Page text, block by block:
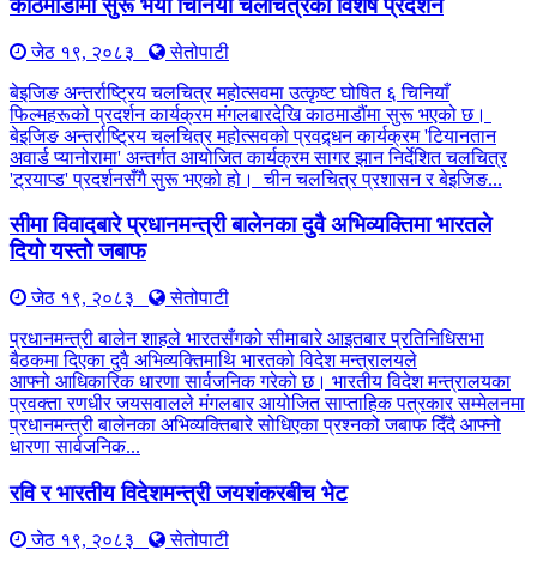
काठमाडौंमा सुरू भयो चिनियाँ चलचित्रको विशेष प्रदर्शन
जेठ १९, २०८३
सेतोपाटी
बेइजिङ अन्तर्राष्ट्रिय चलचित्र महोत्सवमा उत्कृष्ट घोषित ६ चिनियाँ
फिल्महरूको प्रदर्शन कार्यक्रम मंगलबारदेखि काठमाडौंमा सुरू भएको छ।
बेइजिङ अन्तर्राष्ट्रिय चलचित्र महोत्सवको प्रवद्र्धन कार्यक्रम 'टियानतान
अवार्ड प्यानोरामा' अन्तर्गत आयोजित कार्यक्रम सागर झान निर्देशित चलचित्र
'ट्रयाप्ड' प्रदर्शनसँगै सुरू भएको हो। चीन चलचित्र प्रशासन र बेइजिङ...
सीमा विवादबारे प्रधानमन्त्री बालेनका दुवै अभिव्यक्तिमा भारतले
दियो यस्तो जबाफ
जेठ १९, २०८३
सेतोपाटी
प्रधानमन्त्री बालेन शाहले भारतसँगको सीमाबारे आइतबार प्रतिनिधिसभा
बैठकमा दिएका दुवै अभिव्यक्तिमाथि भारतको विदेश मन्त्रालयले
आफ्नो आधिकारिक धारणा सार्वजनिक गरेको छ। भारतीय विदेश मन्त्रालयका
प्रवक्ता रणधीर जयसवालले मंगलबार आयोजित साप्ताहिक पत्रकार सम्मेलनमा
प्रधानमन्त्री बालेनका अभिव्यक्तिबारे सोधिएका प्रश्नको जबाफ दिँदै आफ्नो
धारणा सार्वजनिक...
रवि र भारतीय विदेशमन्त्री जयशंकरबीच भेट
जेठ १९, २०८३
सेतोपाटी